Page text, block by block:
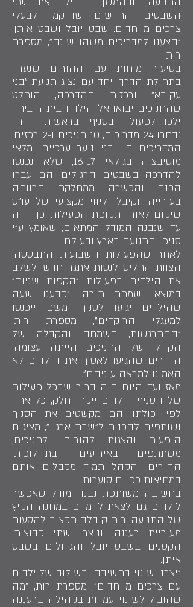
השבטים החדשים שהוקמו לבעלי
צרכים מיוחדים: שבט יובל ושבט איתן.
"הצענו למדריכים משהו שונה", מספרת
רות.
בסיעור מוחות עם ההורים שנערך
בתחילת הדרך, יחד עם נציג תנועת "בני
עקיבא" ורכזות ההדרכה, הוחלט
שהחניכים יבואו אל הילד הביתה וביחד
ילכו לפעולה בסניף. בראשית הדרך
נבחרו 24 מדריכים, 10 חניכים ו-2 רכזים.
המדריכים היו בני נוער ערכיים ומלאי
מוטיבציה בגילאי 16-17, שלא נכנסו
להדרכה בשבטים הרגילים. הם עברו
הכנה והכשרה ממחלקת הרווחה
בעירייה, וקיבלו ליווי מקצועי של עו"ס
שיקום לאורך תקופת הפעילות. כך היה
עד שנבנה המודל המתאים, שאומץ ע"י
סניפי התנועה בארץ ובעולם.
לאחר שהפעילות השבועית התבססה,
הצוות החליט לנסות אתגר חדש: לשלב
את הילדים בפעילות "הקפות שניות"
במוצאי שמחת תורה. "קבענו שעה
שהילדים יגיעו לסניף ומשם ייכנסו
למעגלי הרוקדים", מספרת רות.
"ההתרגשות, השמחה והקבלה של
הקהל ושל החניכים הייתה עצומה.
ההורים שהגיעו לאסוף את הילדים לא
האמינו למראה עיניהם".
מאז ועד היום היה ברור שבכל פעילות
של הסניף הילדים ייקחו חלק, כל אחד
לפי יכולתו. הם מקשטים את הסניף
ושותפים להכנות ל"שבת ארגון"; מציגים
הופעות והצגות להורים ולחניכים;
משתתפים באירועים ובתהלוכות.
ההורים והקהל תמיד מקבלים אותם
במחיאות כפיים סוערות.
בחשיבה משותפת נבנה מודל שאפשר
לילדים גם לצאת ליומיים במחנה הקיץ
של התנועה. רות קיבלה תקציב להסעות
מעיריית רעננה, ונוצרו שתי קבוצות:
הקטנים בשבט יובל והגדולים בשבט
איתן.
"יצרנו שינוי בחשיבה ובשילוב של ילדים
עם צרכים מיוחדים", מספרת רות, "מה
שהוביל לשינוי עמדות בקהילה ברעננה